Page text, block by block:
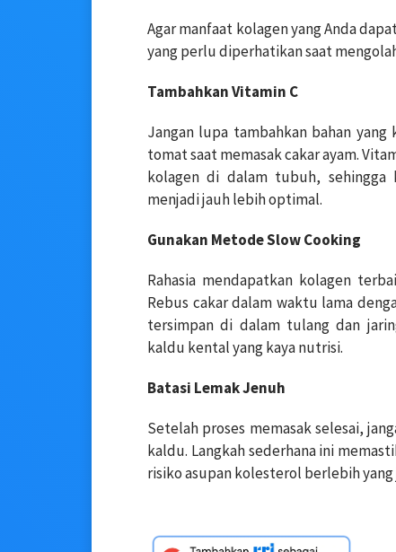
Agar manfaat kolagen yang Anda
yang perlu diperhatikan saat
Tambahkan Vitamin C
Jangan lupa tambahkan bahan
tomat saat memasak cakar ayam.
kolagen di dalam tubuh, sehingga
menjadi jauh lebih optimal.
Gunakan Metode Slow Cooking
Rahasia mendapatkan kolagen
Rebus cakar dalam waktu lama
tersimpan di dalam tulang dan
kaldu kental yang kaya nutrisi.
Batasi Lemak Jenuh
Setelah proses memasak selesai,
kaldu. Langkah sederhana ini
risiko asupan kolesterol berlebih